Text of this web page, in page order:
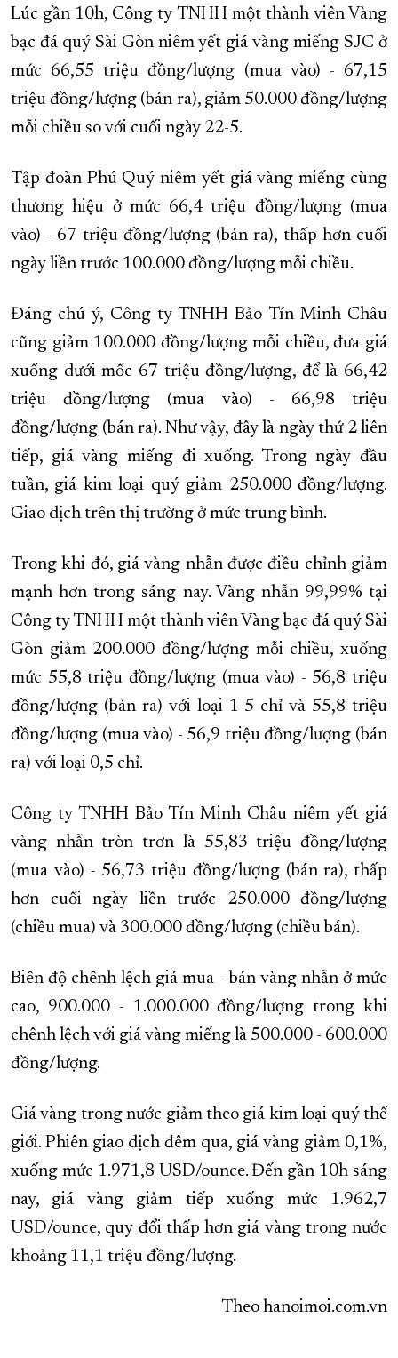
Lúc gần 10h, Công ty TNHH một thành viên Vàng
bạc đá quý Sài Gòn niêm yết giá vàng miếng SJC ở
mức 66,55 triệu đồng/lượng (mua vào) - 67,15
triệu đồng/lượng (bán ra), giảm 50.000 đồng/lượng
mỗi chiều so với cuối ngày 22-5.
Tập đoàn Phú Quý niêm yết giá vàng miếng cùng
thương hiệu ở mức 66,4 triệu đồng/lượng (mua
vào) - 67 triệu đồng/lượng (bán ra), thấp hơn cuối
ngày liền trước 100.000 đồng/lượng mỗi chiều.
Đáng chú ý, Công ty TNHH Bảo Tín Minh Châu
cũng giảm 100.000 đồng/lượng mỗi chiều, đưa giá
xuống dưới mốc 67 triệu đồng/lượng, để là 66,42
triệu đồng/lượng (mua vào) - 66,98 triệu
đồng/lượng (bán ra). Như vậy, đây là ngày thứ 2 liên
tiếp, giá vàng miếng đi xuống. Trong ngày đầu
tuần, giá kim loại quý giảm 250.000 đồng/lượng.
Giao dịch trên thị trường ở mức trung bình.
Trong khi đó, giá vàng nhẫn được điều chỉnh giảm
mạnh hơn trong sáng nay. Vàng nhẫn 99,99% tại
Công ty TNHH một thành viên Vàng bạc đá quý Sài
Gòn giảm 200.000 đồng/lượng mỗi chiều, xuống
mức 55,8 triệu đồng/lượng (mua vào) - 56,8 triệu
đồng/lượng (bán ra) với loại 1-5 chỉ và 55,8 triệu
đồng/lượng (mua vào) - 56,9 triệu đồng/lượng (bán
ra) với loại 0,5 chỉ.
Công ty TNHH Bảo Tín Minh Châu niêm yết giá
vàng nhẫn tròn trơn là 55,83 triệu đồng/lượng
(mua vào) - 56,73 triệu đồng/lượng (bán ra), thấp
hơn cuối ngày liền trước 250.000 đồng/lượng
(chiều mua) và 300.000 đồng/lượng (chiều bán).
Biên độ chênh lệch giá mua - bán vàng nhẫn ở mức
cao, 900.000 - 1.000.000 đồng/lượng trong khi
chênh lệch với giá vàng miếng là 500.000 - 600.000
đồng/lượng.
Giá vàng trong nước giảm theo giá kim loại quý thế
giới. Phiên giao dịch đêm qua, giá vàng giảm 0,1%,
xuống mức 1.971,8 USD/ounce. Đến gần 10h sáng
nay, giá vàng giảm tiếp xuống mức 1.962,7
USD/ounce, quy đổi thấp hơn giá vàng trong nước
khoảng 11,1 triệu đồng/lượng.
Theo hanoimoi.com.vn